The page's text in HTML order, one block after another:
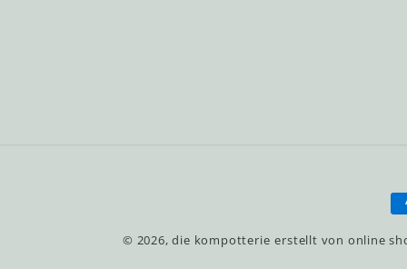
© 2026,die kompotterie erstellt von online